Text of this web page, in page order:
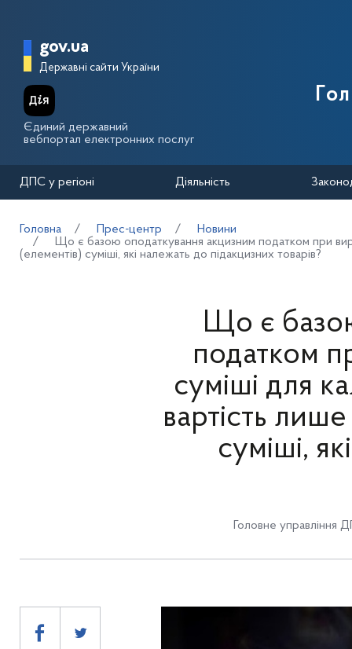
Головна сторінка Державної
gov.ua
Державні сайти України
Єдиний державний
вебпортал електронних послуг
ДПС у регіоні Діяльність
Головна Прес-центр
Новини
Що є базою оподаткування акцизним податком при
(елементів) суміші, які належать до підакцизних товарів?
Що є
податком
суміші для
вартість
суміші,
Головне управління